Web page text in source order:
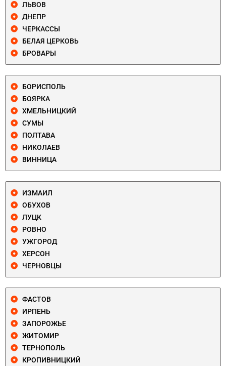
ЛЬВОВ
ДНЕПР
ЧЕРКАССЫ
БЕЛАЯ ЦЕРКОВЬ
БРОВАРЫ
БОРИСПОЛЬ
БОЯРКА
ХМЕЛЬНИЦКИЙ
СУМЫ
ПОЛТАВА
НИКОЛАЕВ
ВИННИЦА
ИЗМАИЛ
ОБУХОВ
ЛУЦК
РОВНО
УЖГОРОД
ХЕРСОН
ЧЕРНОВЦЫ
ФАСТОВ
ИРПЕНЬ
ЗАПОРОЖЬЕ
ЖИТОМИР
ТЕРНОПОЛЬ
КРОПИВНИЦКИЙ